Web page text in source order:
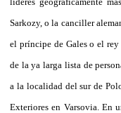
Sarkozy, o la canciller
el príncipe de Gales o el
de la ya larga lista de
a la localidad del sur de
Exteriores en Varsovia. En